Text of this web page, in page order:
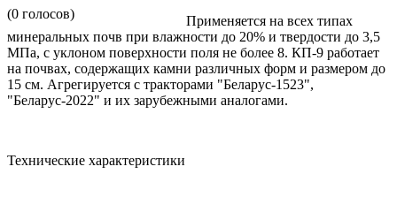
(0 голосов)
Применяется на всех типах
минеральных почв при влажности до 20% и твердости до 3,5
МПа, с уклоном поверхности поля не более 8. КП-9 работает
на почвах, содержащих камни различных форм и размером до
15 см. Агрегируется с тракторами "Беларус-1523",
"Беларус-2022" и их зарубежными аналогами.
Технические характеристики